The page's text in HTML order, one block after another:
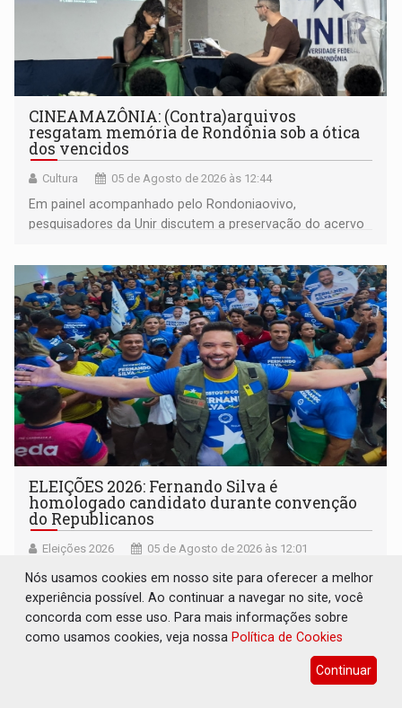
CINEAMAZÔNIA: (Contra)arquivos
resgatam memória de Rondônia sob a ótica
dos vencidos
Cultura 05 de Agosto de 2026 às 12:44
Em painel acompanhado pelo Rondoniaovivo,
pesquisadores da Unir discutem a preservação do acervo
memória como bússola para o futuro
ELEIÇÕES 2026: Fernando Silva é
homologado candidato durante convenção
do Republicanos
Eleições 2026 05 de Agosto de 2026 às 12:01
Apoiadores do vereador lotaram o auditório da Unopar e
marcaram presença no evento que oficializou sua
candidatura para as eleições de 2026
Nós usamos cookies em nosso site para oferecer a melhor
experiência possível. Ao continuar a navegar no site, você
concorda com esse uso. Para mais informações sobre
como usamos cookies, veja nossa Política de Cookies
Continuar